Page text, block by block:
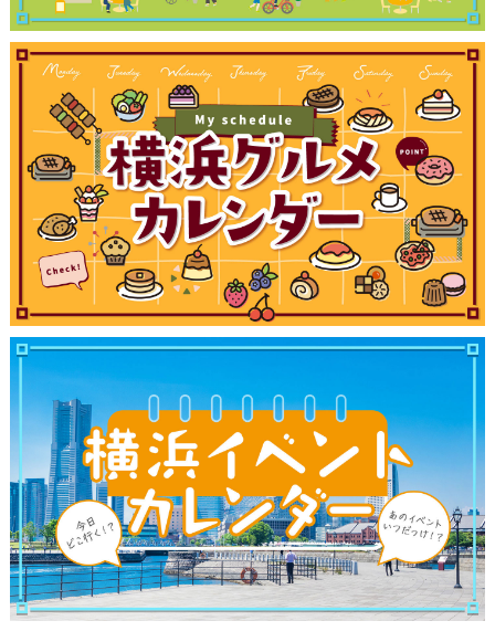
観光ガイド
ランキング
ブログ記事
サイトについて